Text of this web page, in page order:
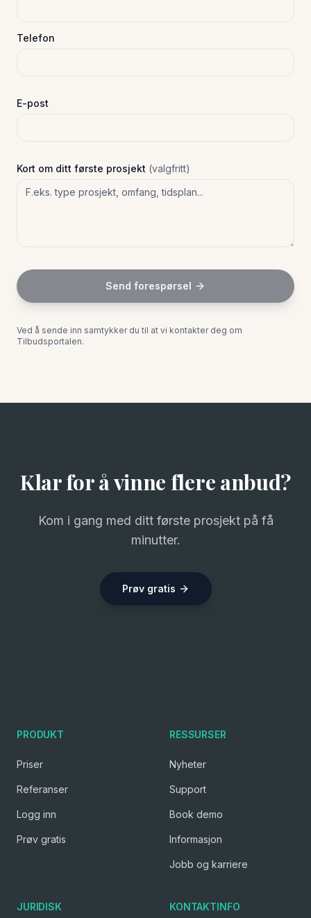
Telefon
E-post
Kort om ditt første prosjekt (valgfritt)
Send forespørsel
Ved å sende inn samtykker du til at vi kontakter deg om
Tilbudsportalen.
Klar for å vinne flere anbud?
Kom i gang med ditt første prosjekt på få
minutter.
Prøv gratis
PRODUKT
Priser
Referanser
Logg inn
Prøv gratis
RESSURSER
Nyheter
Support
Book demo
Informasjon
Jobb og karriere
JURIDISK KONTAKTINFO